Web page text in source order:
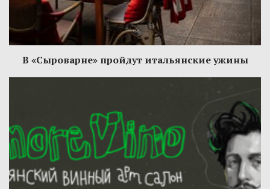
В «Сыроварне» пройдут итальянские ужины